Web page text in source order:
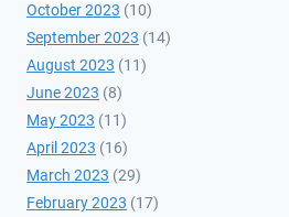
October 2023 (10)
September 2023 (14)
August 2023 (11)
June 2023 (8)
May 2023 (11)
April 2023 (16)
March 2023 (29)
February 2023 (17)